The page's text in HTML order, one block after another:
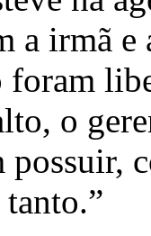
a irmã
foram
o
possuir,